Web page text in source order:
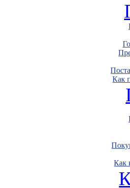
Как
Как